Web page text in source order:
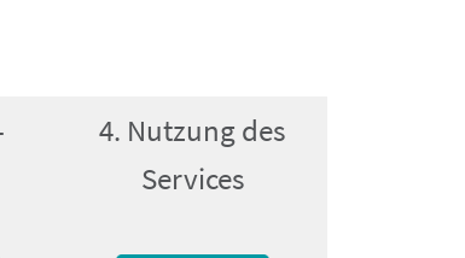
4. Nutzung des
Services